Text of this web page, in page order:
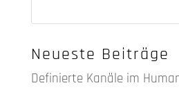
Neueste Beiträge
Definierte Kanäle im